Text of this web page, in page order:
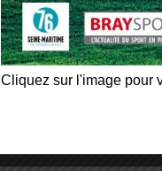
Cliquez sur l'image pour